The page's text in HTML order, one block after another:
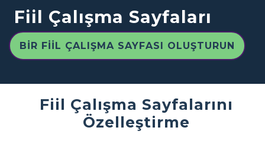
Fiil Çalışma Sayfaları
BIR FIIL ÇALIŞMA SAYFASI OLUŞTURUN
Fiil Çalışma Sayfalarını
Özelleştirme